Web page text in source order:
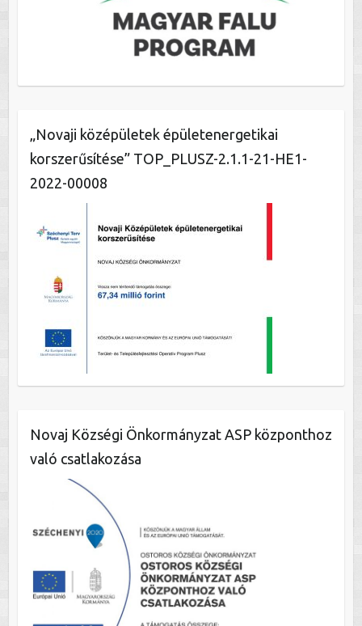
„Novaji középületek épületenergetikai
korszerűsítése” TOP_PLUSZ-2.1.1-21-HE1-
2022-00008
Novaj Községi Önkormányzat ASP központhoz
való csatlakozása